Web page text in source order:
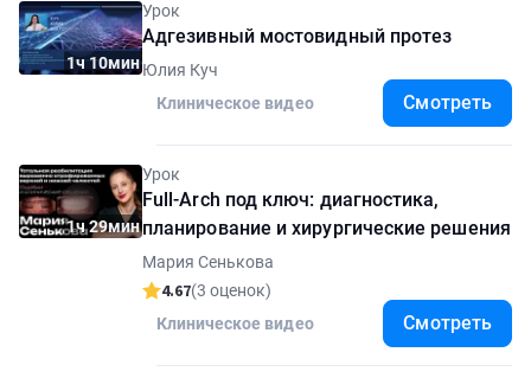
1ч 10мин
Урок
Адгезивный мостовидный протез
Юлия Куч
Клиническое видео
Смотреть
1ч 29мин
Урок
Full-Arch под ключ: диагностика,
планирование и хирургические решения
Мария Сенькова
4.67(3 оценок)
Клиническое видео
Смотреть